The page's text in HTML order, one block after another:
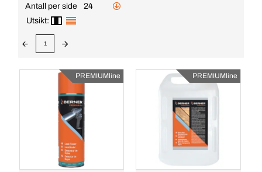
Antall per side
24
Utsikt:
1
PREMIUMline PREMIUMline